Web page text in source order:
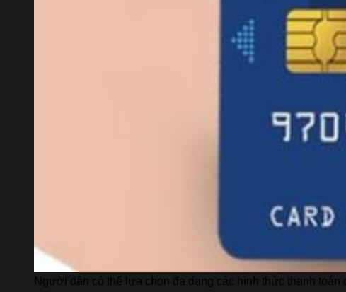
Người dân có thể lựa chọn đa dạng các hình thức thanh